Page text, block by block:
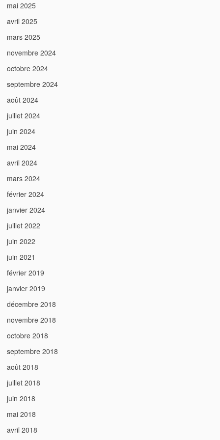
mai 2025
avril 2025
mars 2025
novembre 2024
octobre 2024
septembre 2024
août 2024
juillet 2024
juin 2024
mai 2024
avril 2024
mars 2024
février 2024
janvier 2024
juillet 2022
juin 2022
juin 2021
février 2019
janvier 2019
décembre 2018
novembre 2018
octobre 2018
septembre 2018
août 2018
juillet 2018
juin 2018
mai 2018
avril 2018